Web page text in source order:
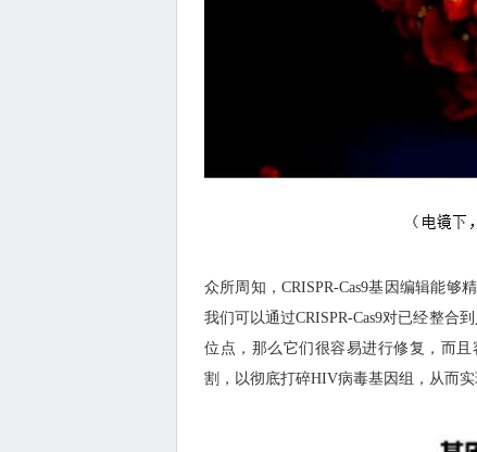
众所周知，CRISPR-Cas9基因编辑能够
我们可以通过CRISPR-Cas9对已经整合
位点，那么它们很容易进行修复，而
割，以彻底打碎HIV病毒基因组，从而实